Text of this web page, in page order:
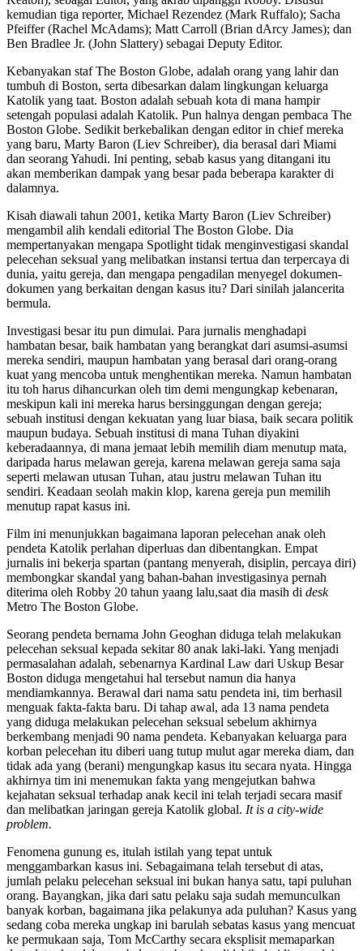
kemudian tiga reporter, Michael Rezendez (Mark Ruffalo); Sacha
Pfeiffer (Rachel McAdams); Matt Carroll (Brian dArcy James); dan
Ben Bradlee Jr. (John Slattery) sebagai Deputy Editor.
Kebanyakan staf The Boston Globe, adalah orang yang lahir dan
tumbuh di Boston, serta dibesarkan dalam lingkungan keluarga
Katolik yang taat. Boston adalah sebuah kota di mana hampir
setengah populasi adalah Katolik. Pun halnya dengan pembaca The
Boston Globe. Sedikit berkebalikan dengan editor in chief mereka
yang baru, Marty Baron (Liev Schreiber), dia berasal dari Miami
dan seorang Yahudi. Ini penting, sebab kasus yang ditangani itu
akan memberikan dampak yang besar pada beberapa karakter di
dalamnya.
Kisah diawali tahun 2001, ketika Marty Baron (Liev Schreiber)
mengambil alih kendali editorial The Boston Globe. Dia
mempertanyakan mengapa Spotlight tidak menginvestigasi skandal
pelecehan seksual yang melibatkan instansi tertua dan terpercaya di
dunia, yaitu gereja, dan mengapa pengadilan menyegel dokumen-
dokumen yang berkaitan dengan kasus itu? Dari sinilah jalancerita
bermula.
Investigasi besar itu pun dimulai. Para jurnalis menghadapi
hambatan besar, baik hambatan yang berangkat dari asumsi-asumsi
mereka sendiri, maupun hambatan yang berasal dari orang-orang
kuat yang mencoba untuk menghentikan mereka. Namun hambatan
itu toh harus dihancurkan oleh tim demi mengungkap kebenaran,
meskipun kali ini mereka harus bersinggungan dengan gereja;
sebuah institusi dengan kekuatan yang luar biasa, baik secara politik
maupun budaya. Sebuah institusi di mana Tuhan diyakini
keberadaannya, di mana jemaat lebih memilih diam menutup mata,
daripada harus melawan gereja, karena melawan gereja sama saja
seperti melawan utusan Tuhan, atau justru melawan Tuhan itu
sendiri. Keadaan seolah makin klop, karena gereja pun memilih
menutup rapat kasus ini.
Film ini menunjukkan bagaimana laporan pelecehan anak oleh
pendeta Katolik perlahan diperluas dan dibentangkan. Empat
jurnalis ini bekerja spartan (pantang menyerah, disiplin, percaya diri)
membongkar skandal yang bahan-bahan investigasinya pernah
diterima oleh Robby 20 tahun yaang lalu,saat dia masih di desk
Metro The Boston Globe.
Seorang pendeta bernama John Geoghan diduga telah melakukan
pelecehan seksual kepada sekitar 80 anak laki-laki. Yang menjadi
permasalahan adalah, sebenarnya Kardinal Law dari Uskup Besar
Boston diduga mengetahui hal tersebut namun dia hanya
mendiamkannya. Berawal dari nama satu pendeta ini, tim berhasil
menguak fakta-fakta baru. Di tahap awal, ada 13 nama pendeta
yang diduga melakukan pelecehan seksual sebelum akhirnya
berkembang menjadi 90 nama pendeta. Kebanyakan keluarga para
korban pelecehan itu diberi uang tutup mulut agar mereka diam, dan
tidak ada yang (berani) mengungkap kasus itu secara nyata. Hingga
akhirnya tim ini menemukan fakta yang mengejutkan bahwa
kejahatan seksual terhadap anak kecil ini telah terjadi secara masif
dan melibatkan jaringan gereja Katolik global. It is a city-wide
problem.
Fenomena gunung es, itulah istilah yang tepat untuk
menggambarkan kasus ini. Sebagaimana telah tersebut di atas,
jumlah pelaku pelecehan seksual ini bukan hanya satu, tapi puluhan
orang. Bayangkan, jika dari satu pelaku saja sudah memunculkan
banyak korban, bagaimana jika pelakunya ada puluhan? Kasus yang
sedang coba mereka ungkap ini barulah sebatas kasus yang mencuat
ke permukaan saja, Tom McCarthy secara eksplisit memaparkan